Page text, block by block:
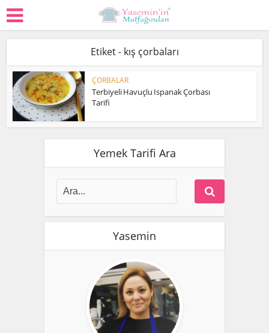
Etiket - kış çorbaları
ÇORBALAR
Terbiyeli Havuçlu Ispanak Çorbası
Tarifi
Yemek Tarifi Ara
Yasemin